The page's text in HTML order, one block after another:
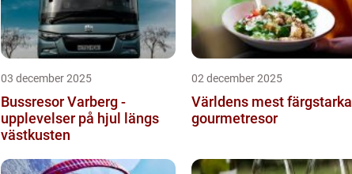
03 december 2025
Bussresor Varberg -
upplevelser på hjul längs
västkusten
02 december 2025
Världens mest färgstarka
gourmetresor